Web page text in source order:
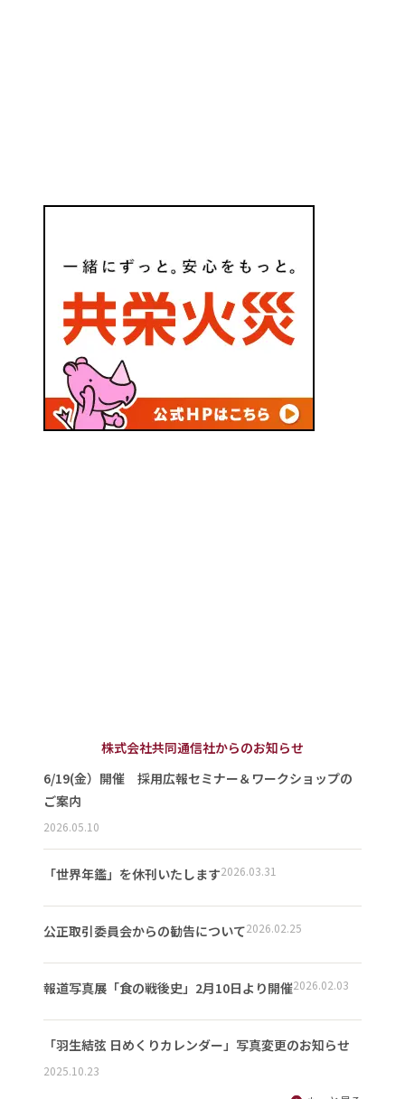
株式会社共同通信社からのお知らせ
6/19(金）開催 採用広報セミナー＆ワークショップの
ご案内
2026.05.10
「世界年鑑」を休刊いたします2026.03.31
公正取引委員会からの勧告について2026.02.25
報道写真展「食の戦後史」2月10日より開催2026.02.03
「羽生結弦 日めくりカレンダー」写真変更のお知らせ
2025.10.23